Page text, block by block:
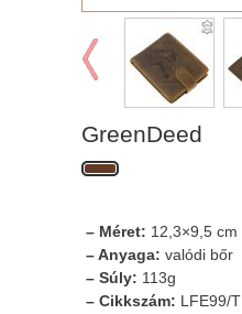
GreenDeed
– Méret: 12,3×9,5 cm
– Anyaga: valódi bőr
– Súly: 113g
– Cikkszám: LFE99/T